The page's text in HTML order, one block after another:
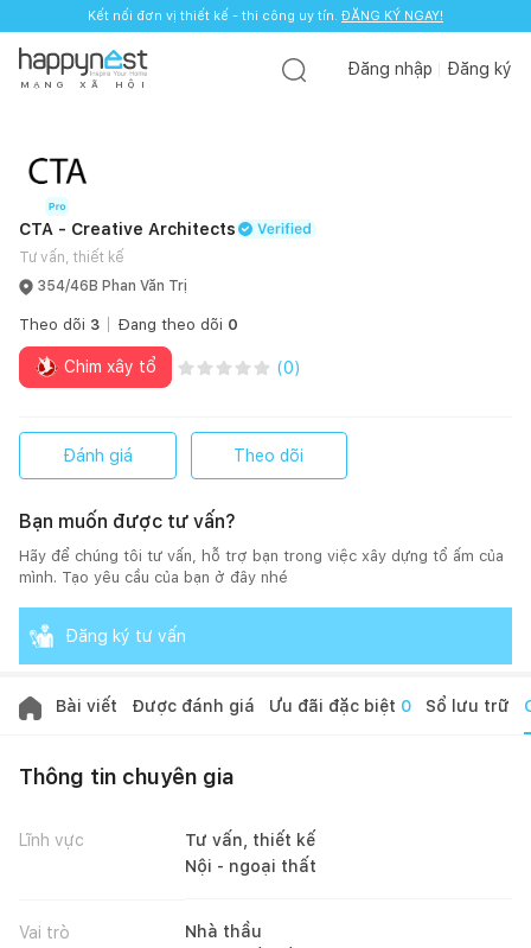
Kết nối đơn vị thiết kế - thi công uy tín. ĐĂNG KÝ NGAY!
M Ạ N G X Ã H Ộ I
Đăng nhập Đăng ký
CTA - Creative Architects
Tư vấn, thiết kế
354/46B Phan Văn Trị
Theo dõi 3 Đang theo dõi 0
Chim xây tổ (0)
Đánh giá Theo dõi
Bạn muốn được tư vấn?
Hãy để chúng tôi tư vấn, hỗ trợ bạn trong việc xây dựng tổ ấm của
mình. Tạo yêu cầu của bạn ở đây nhé
Đăng ký tư vấn
Bài viết Được đánh giá Ưu đãi đặc biệt 0 Sổ lưu trữ
Thông tin chuyên gia
Lĩnh vực
Tư vấn, thiết kế
Nội - ngoại thất
Vai trò
Nhà thầu